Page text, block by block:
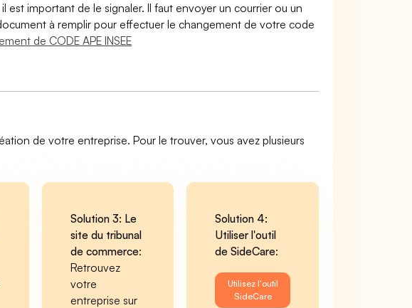
est important de le signaler. Il faut envoyer un courrier ou un
à remplir pour effectuer le changement de votre code
de CODE APE INSEE
de votre entreprise. Pour le trouver, vous avez plusieurs
Solution 3: Le
site du tribunal
de commerce:
Retrouvez
votre
entreprise sur
Solution 4:
Utiliser l'outil
de SideCare:
Utilisez l'outil
SideCare